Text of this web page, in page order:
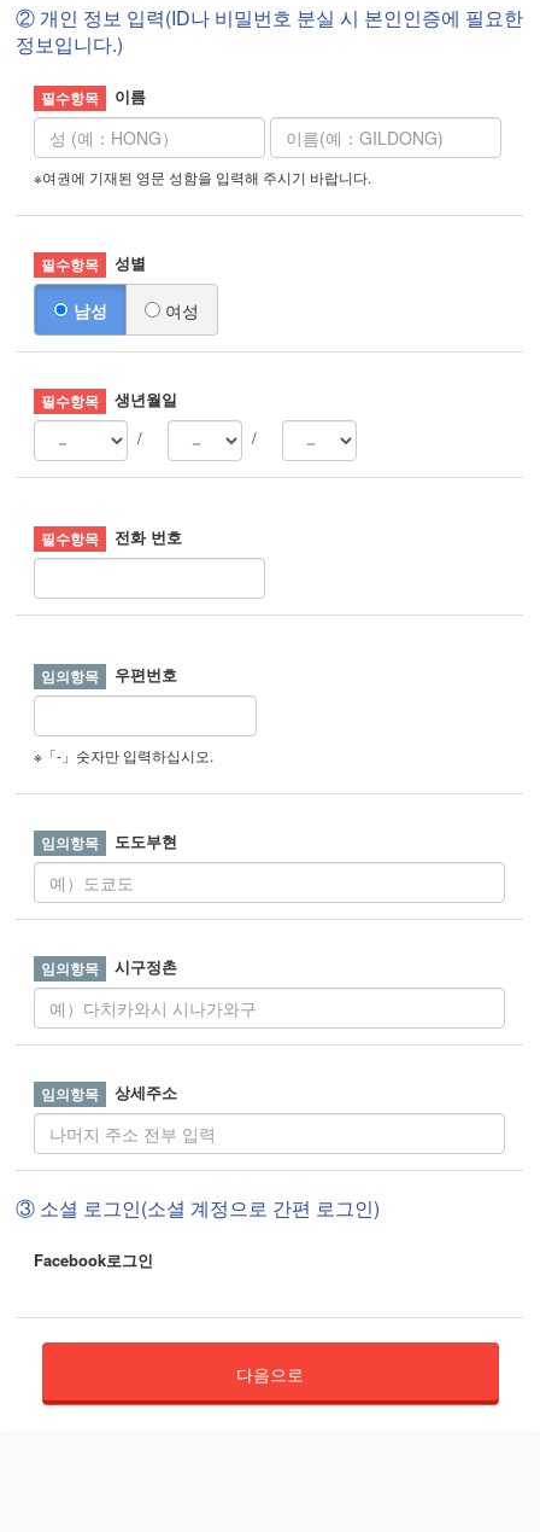
② 개인 정보 입력(ID나 비밀번호 분실 시 본인인증에 필요한
정보입니다.)
이름
※여권에 기재된 영문 성함을 입력해 주시기 바랍니다.
성별
남성 여성
생년월일
/
/
전화 번호
우편번호
※「-」숫자만 입력하십시오.
도도부현
시구정촌
상세주소
③ 소셜 로그인(소셜 계정으로 간편 로그인)
Facebook로그인